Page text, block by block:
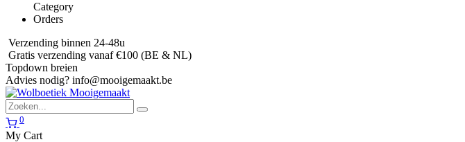
Category
Orders
Verzending binnen 24-48u
Gratis verzending vanaf €100 (BE & NL)
Topdown breien
Advies nodig? info@mooigemaakt.be
0
My Cart